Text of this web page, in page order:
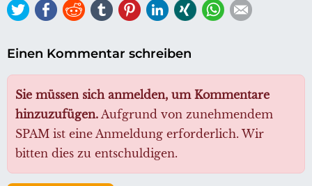
TwitterFacebook
ReddittumblrPinterestLinkedIn
Xing WhatsApp
Einen Kommentar schreiben
Sie müssen sich anmelden, um Kommentare
hinzuzufügen. Aufgrund von zunehmendem
SPAM ist eine Anmeldung erforderlich. Wir
bitten dies zu entschuldigen.